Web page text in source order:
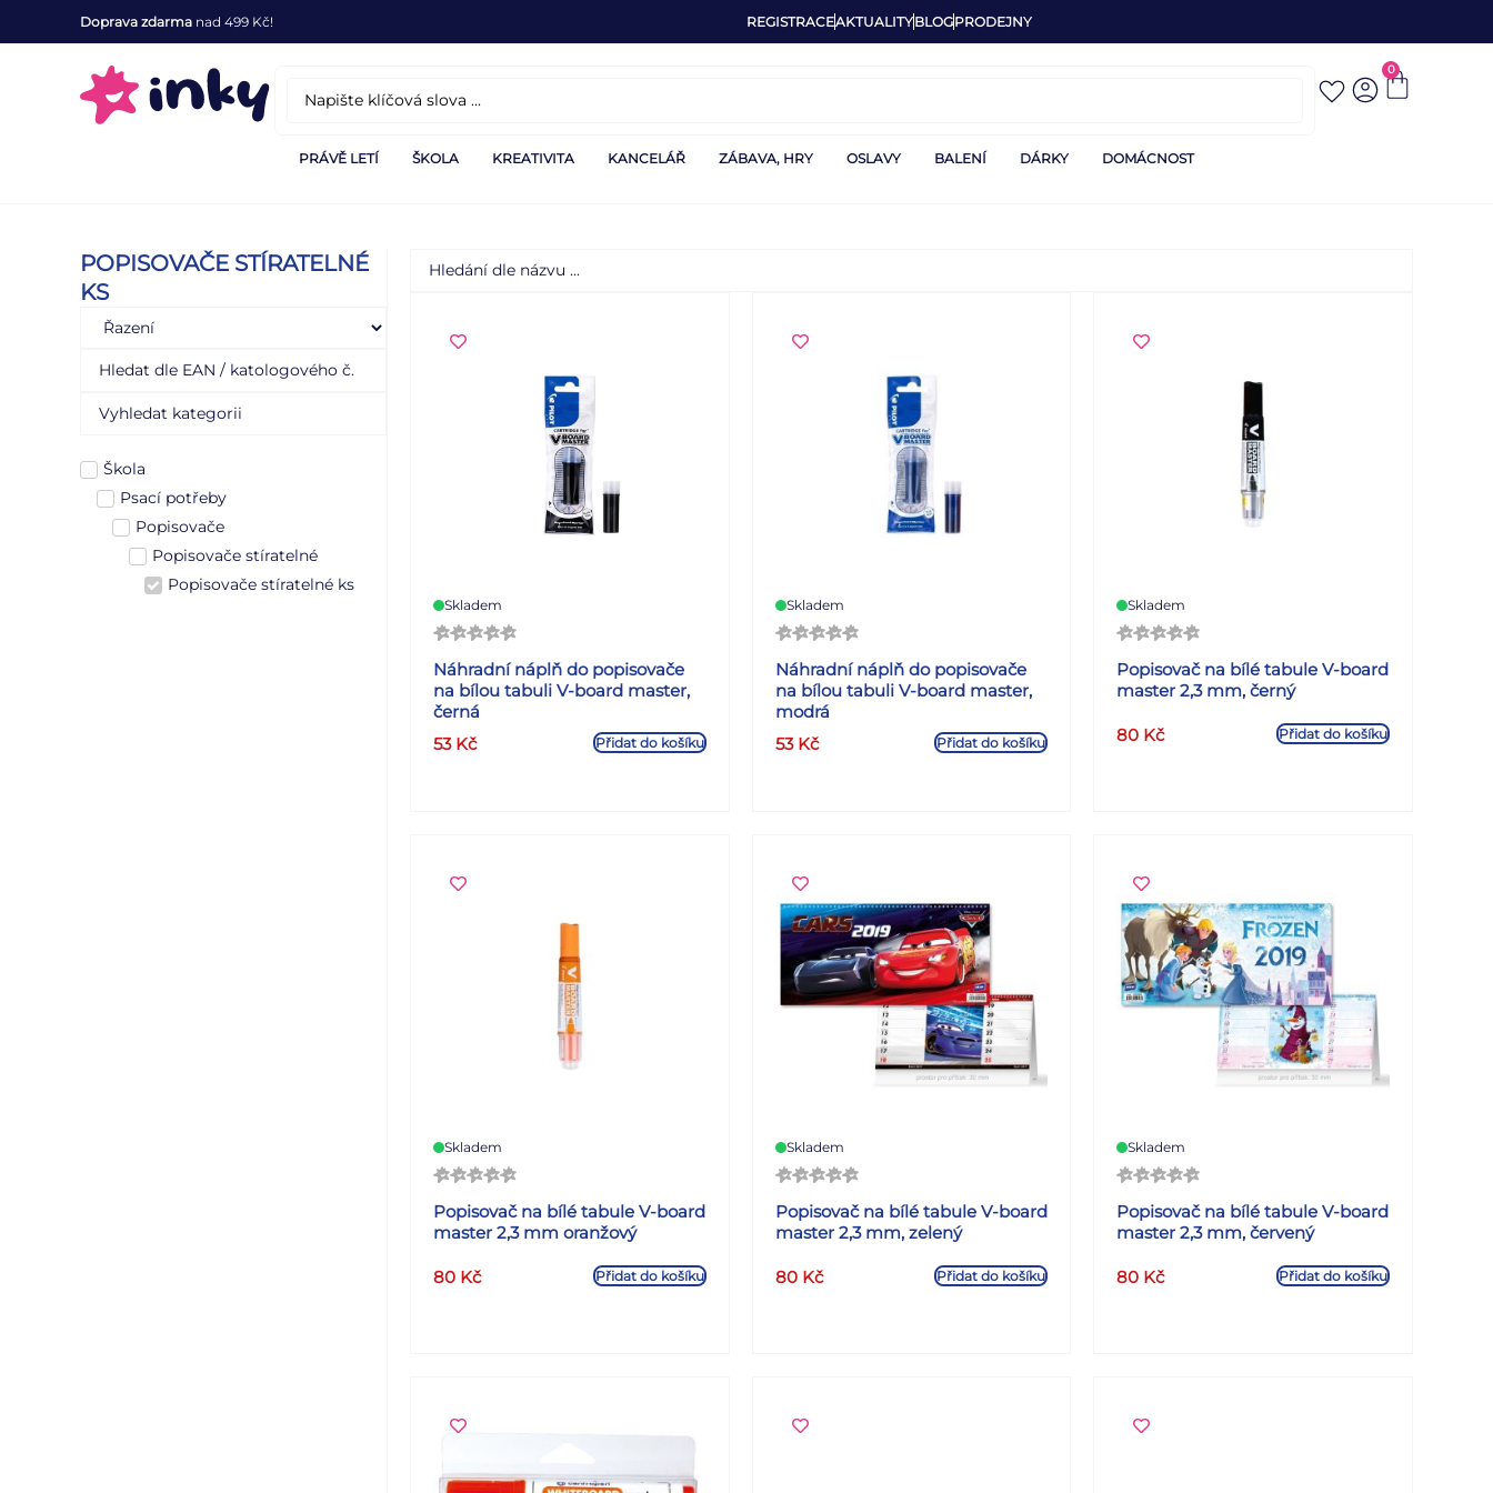
Doprava zdarma nad 499 Kč! REGISTRACEAKTUALITYBLOGPRODEJNY
0
PRÁVĚ LETÍ ŠKOLA KREATIVITA KANCELÁŘ ZÁBAVA, HRY OSLAVY BALENÍ DÁRKY DOMÁCNOST
POPISOVAČE STÍRATELNÉ
KS
Škola
Psací potřeby
Popisovače
Popisovače stíratelné
Popisovače stíratelné ks
Skladem
Náhradní náplň do popisovače
na bílou tabuli V-board master,
černá
53 Kč Přidat do košíku
Skladem
Náhradní náplň do popisovače
na bílou tabuli V-board master,
modrá
53 Kč Přidat do košíku
Skladem
Popisovač na bílé tabule V-board
master 2,3 mm, černý
80 Kč Přidat do košíku
Skladem
Popisovač na bílé tabule V-board
master 2,3 mm oranžový
80 Kč Přidat do košíku
Skladem
Popisovač na bílé tabule V-board
master 2,3 mm, zelený
80 Kč Přidat do košíku
Skladem
Popisovač na bílé tabule V-board
master 2,3 mm, červený
80 Kč Přidat do košíku